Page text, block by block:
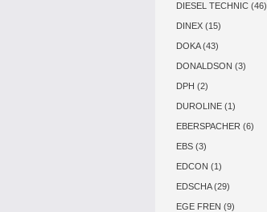
DIESEL TECHNIC (46)
DINEX (15)
DOKA (43)
DONALDSON (3)
DPH (2)
DUROLINE (1)
EBERSPACHER (6)
EBS (3)
EDCON (1)
EDSCHA (29)
EGE FREN (9)